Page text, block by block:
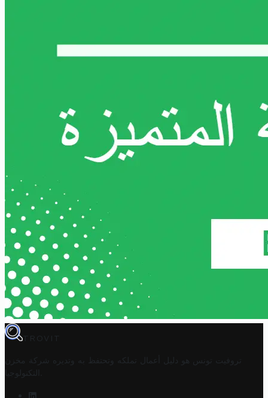
TROVIT
تروفيت تونس هو دليل أعمال تملكه وتحتفظ به وتديره
شركة مخزن
التكنولوجيا